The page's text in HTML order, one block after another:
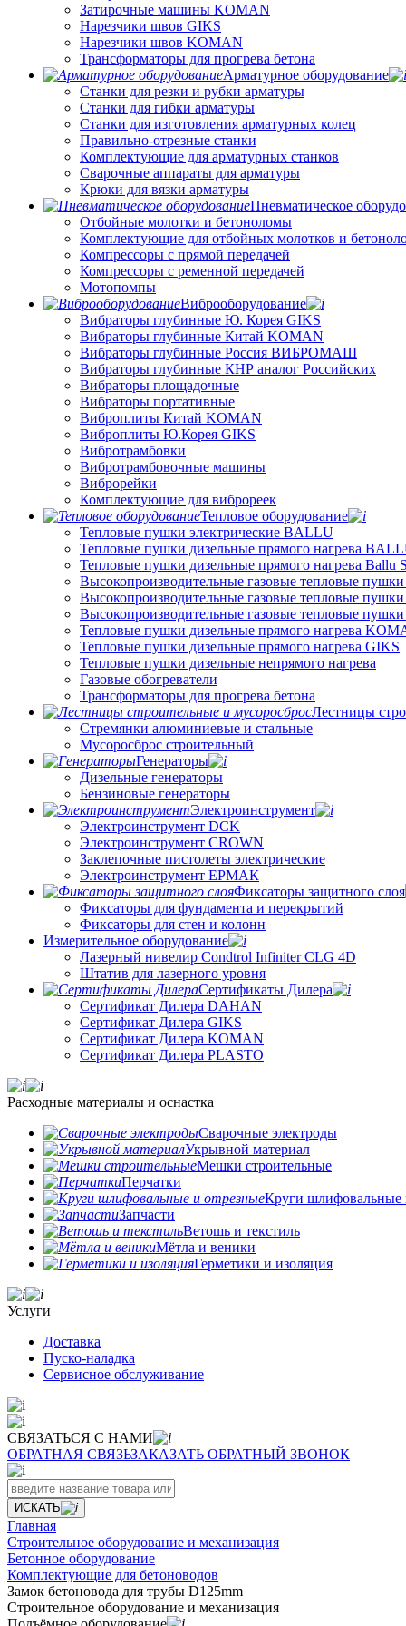
Затирочные машины KOMAN
Нарезчики швов GIKS
Нарезчики швов KOMAN
Трансформаторы для прогрева бетона
Арматурное оборудование
Станки для резки и рубки арматуры
Станки для гибки арматуры
Станки для изготовления арматурных колец
Правильно-отрезные станки
Комплектующие для арматурных станков
Сварочные аппараты для арматуры
Крюки для вязки арматуры
Пневматическое
Отбойные молотки и бетоноломы
Комплектующие для отбойных молотков и
Компрессоры с прямой передачей
Компрессоры с ременной передачей
Мотопомпы
Виброоборудование
Вибраторы глубинные Ю. Корея GIKS
Вибраторы глубинные Китай KOMAN
Вибраторы глубинные Россия ВИБРОМАШ
Вибраторы глубинные КНР аналог Российских
Вибраторы площадочные
Вибраторы портативные
Виброплиты Китай KOMAN
Виброплиты Ю.Корея GIKS
Вибротрамбовки
Вибротрамбовочные машины
Виброрейки
Комплектующие для виброреек
Тепловое оборудование
Тепловые пушки электрические BALLU
Тепловые пушки дизельные прямого нагрева
Тепловые пушки дизельные прямого нагрева Ballu
Высокопроизводительные газовые тепловые
Высокопроизводительные газовые тепловые
Высокопроизводительные газовые тепловые
Тепловые пушки дизельные прямого нагрева
Тепловые пушки дизельные прямого нагрева GIKS
Тепловые пушки дизельные непрямого нагрева
Газовые обогреватели
Трансформаторы для прогрева бетона
Лестницы
Стремянки алюминиевые и стальные
Мусоросброс строительный
Генераторы
Дизельные генераторы
Бензиновые генераторы
Электроинструмент
Электроинструмент DCK
Электроинструмент CROWN
Заклепочные пистолеты электрические
Электроинструмент ЕРМАК
Фиксаторы защитного слоя
Фиксаторы для фундамента и перекрытий
Фиксаторы для стен и колонн
Измерительное оборудование
Лазерный нивелир Condtrol Infiniter CLG 4D
Штатив для лазерного уровня
Сертификаты Дилера
Сертификат Дилера DAHAN
Сертификат Дилера GIKS
Сертификат Дилера KOMAN
Сертификат Дилера PLASTO
Расходные материалы и оснастка
Сварочные электроды
Укрывной материал
Мешки строительные
Перчатки
Круги шлифовальные
Запчасти
Ветошь и текстиль
Мётла и веники
Герметики и изоляция
Услуги
Доставка
Пуско-наладка
Сервисное обслуживание
СВЯЗАТЬСЯ С НАМИ
ОБРАТНАЯ СВЯЗЬЗАКАЗАТЬ ОБРАТНЫЙ ЗВОНОК
ИСКАТЬ
Главная
Строительное оборудование и механизация
Бетонное оборудование
Комплектующие для бетоноводов
Замок бетоновода для трубы D125mm
Строительное оборудование и механизация